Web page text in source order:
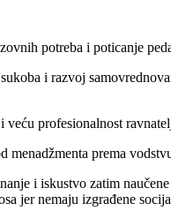
potreba i poticanje
i razvoj
profesionalnost
menadžmenta prema
i iskustvo zatim
jer nemaju izgrađene